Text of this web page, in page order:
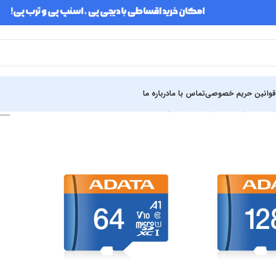
قوانین حریم خصوصیتماس با مادرباره ما